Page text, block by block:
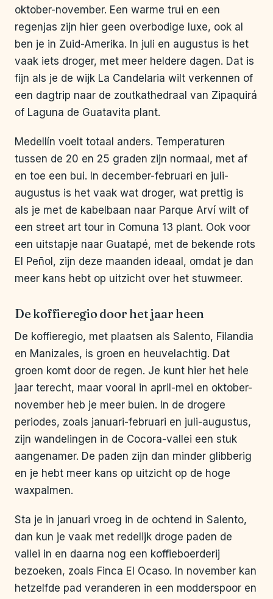
oktober-november. Een warme trui en een
regenjas zijn hier geen overbodige luxe, ook al
ben je in Zuid-Amerika. In juli en augustus is het
vaak iets droger, met meer heldere dagen. Dat is
fijn als je de wijk La Candelaria wilt verkennen of
een dagtrip naar de zoutkathedraal van Zipaquirá
of Laguna de Guatavita plant.
Medellín voelt totaal anders. Temperaturen
tussen de 20 en 25 graden zijn normaal, met af
en toe een bui. In december-februari en juli-
augustus is het vaak wat droger, wat prettig is
als je met de kabelbaan naar Parque Arví wilt of
een street art tour in Comuna 13 plant. Ook voor
een uitstapje naar Guatapé, met de bekende rots
El Peñol, zijn deze maanden ideaal, omdat je dan
meer kans hebt op uitzicht over het stuwmeer.
De koffieregio door het jaar heen
De koffieregio, met plaatsen als Salento, Filandia
en Manizales, is groen en heuvelachtig. Dat
groen komt door de regen. Je kunt hier het hele
jaar terecht, maar vooral in april-mei en oktober-
november heb je meer buien. In de drogere
periodes, zoals januari-februari en juli-augustus,
zijn wandelingen in de Cocora-vallei een stuk
aangenamer. De paden zijn dan minder glibberig
en je hebt meer kans op uitzicht op de hoge
waxpalmen.
Sta je in januari vroeg in de ochtend in Salento,
dan kun je vaak met redelijk droge paden de
vallei in en daarna nog een koffieboerderij
bezoeken, zoals Finca El Ocaso. In november kan
hetzelfde pad veranderen in een modderspoor en